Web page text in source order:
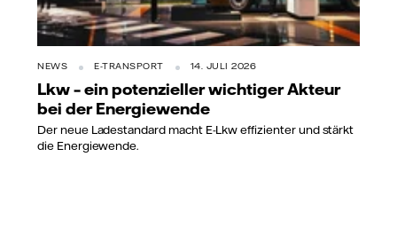
NEWS E-TRANSPORT 14. JULI 2026
Lkw – ein potenzieller wichtiger Akteur
bei der Energiewende
Der neue Ladestandard macht E-Lkw effizienter und stärkt
die Energiewende.